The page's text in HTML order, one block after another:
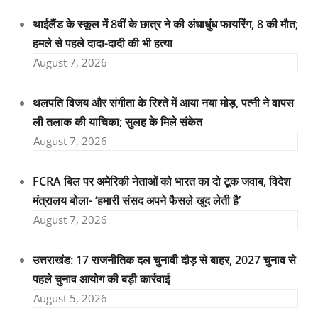
थाईलैंड के स्कूल में 8वीं के छात्र ने की अंधाधुंध फायरिंग, 8 की मौत;
हमले से पहले दादा-दादी की भी हत्या
August 7, 2026
थलपति विजय और संगीता के रिश्ते में आया नया मोड़, पत्नी ने वापस
ली तलाक की याचिका; सुलह के मिले संकेत
August 7, 2026
FCRA बिल पर अमेरिकी नेताओं को भारत का दो टूक जवाब, विदेश
मंत्रालय बोला- ‘हमारी संसद अपने फैसले खुद लेती है’
August 7, 2026
उत्तराखंड: 17 राजनीतिक दल चुनावी दौड़ से बाहर, 2027 चुनाव से
पहले चुनाव आयोग की बड़ी कार्रवाई
August 5, 2026